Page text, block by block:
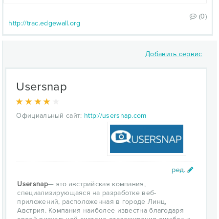
(0)
http://trac.edgewall.org
Добавить сервис
Usersnap
Официальный сайт: http://usersnap.com
Usersnap— это австрийская компания,
специализирующаяся на разработке веб-
приложений, расположенная в городе Линц,
Австрия. Компания наиболее известна благодаря